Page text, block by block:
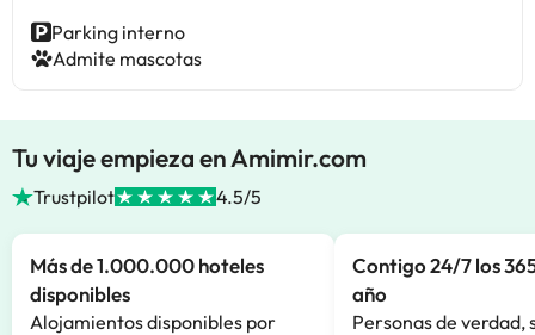
Parking interno
Admite mascotas
Tu viaje empieza en Amimir.com
Trustpilot 4.5/5
Más de 1.000.000 hoteles
disponibles
Alojamientos disponibles por
Contigo 24/7 los
año
Personas de verdad,